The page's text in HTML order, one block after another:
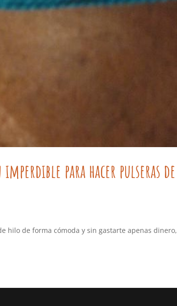
para hacer pulseras de
hilo de forma cómoda y sin gastarte apenas dinero,